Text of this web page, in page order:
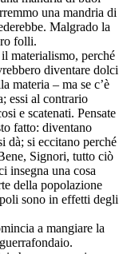
una mandria di
Malgrado la
folli.
materialismo, perché
diventare dolci
materia – ma se c’è
essi al contrario
e scatenati. Pensate
fatto: diventano
dà; si eccitano perché
Signori, tutto ciò
insegna una cosa
della popolazione
sono in effetti degli
a mangiare la